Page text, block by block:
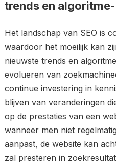
trends en
Het landschap van SEO is
waardoor het moeilijk kan
nieuwste trends en
evolueren van
continue investering in
blijven van veranderingen
op de prestaties van een
wanneer men niet
aanpast, de website kan
zal presteren in